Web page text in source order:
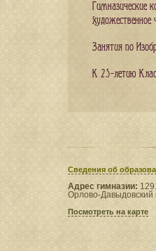
Гимназические
художественное
Занятия по
К 25-летию
Сведения​ об
Адрес гимназии:
Орлово-Давыдовский
Посмотреть на карте